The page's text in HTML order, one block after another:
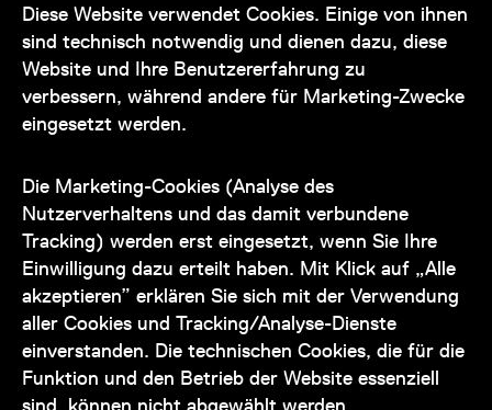
Diese Website verwendet Cookies. Einige von ihnen
sind technisch notwendig und dienen dazu, diese
Website und Ihre Benutzererfahrung zu
verbessern, während andere für Marketing-Zwecke
eingesetzt werden.
Die Marketing-Cookies (Analyse des
Nutzerverhaltens und das damit verbundene
Tracking) werden erst eingesetzt, wenn Sie Ihre
Einwilligung dazu erteilt haben. Mit Klick auf „Alle
akzeptieren” erklären Sie sich mit der Verwendung
aller Cookies und Tracking/Analyse-Dienste
einverstanden. Die technischen Cookies, die für die
Funktion und den Betrieb der Website essenziell
sind, können nicht abgewählt werden.
Kontakt
zu den Öffnungszeiten des Museums
auch telefonisch zur Verfügung:
+43 1 505 87 47 85173
service@wienmuseum.at